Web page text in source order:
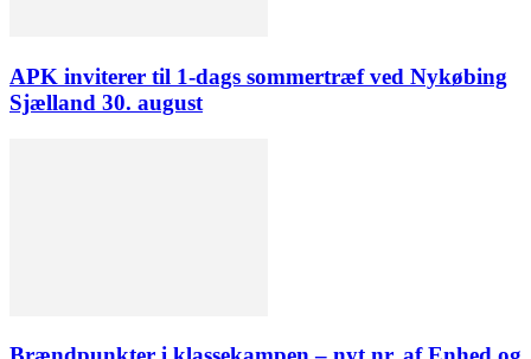
APK inviterer til 1-dags sommertræf ved Nykøbing
Sjælland 30. august